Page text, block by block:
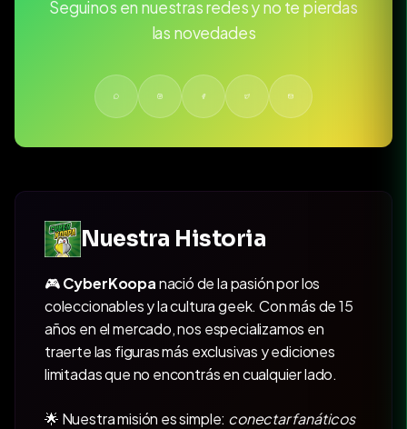
Seguinos en nuestras redes y no te pierdas
las novedades
Nuestra Historia
🎮CyberKoopanació de la pasión por los
coleccionables y la cultura geek. Con más de 15
años en el mercado, nos especializamos en
traerte las figuras más exclusivas y ediciones
limitadas que no encontrás en cualquier lado.
🌟 Nuestra misión es simple: conectar fanáticos